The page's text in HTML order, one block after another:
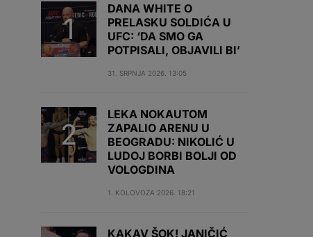
DANA WHITE O
PRELASKU SOLDIĆA U
UFC: ‘DA SMO GA
POTPISALI, OBJAVILI BI’
31. SRPNJA 2026. 13:05
LEKA NOKAUTOM
ZAPALIO ARENU U
BEOGRADU: NIKOLIĆ U
LUDOJ BORBI BOLJI OD
VOLOGDINA
1. KOLOVOZA 2026. 18:21
KAKAV ŠOK! JANIČIĆ